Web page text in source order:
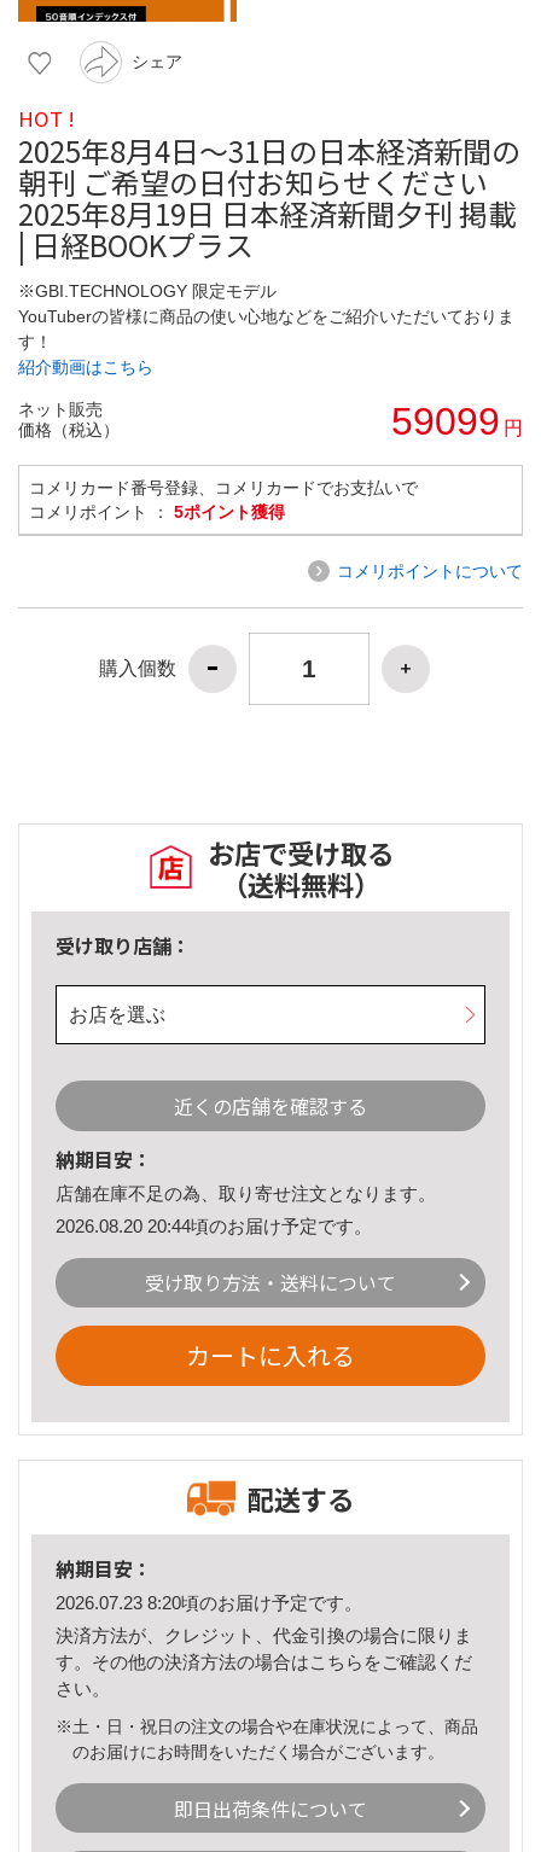
シェア
HOT !
2025年8月4日～31日の日本経済新聞の
朝刊 ご希望の日付お知らせください
2025年8月19日 日本経済新聞夕刊 掲載
| 日経BOOKプラス
※GBI.TECHNOLOGY 限定モデル
YouTuberの皆様に商品の使い心地などをご紹介いただいておりま
す！
紹介動画はこちら
ネット販売
価格（税込）
59099 円
コメリカード番号登録、コメリカードでお支払いで
コメリポイント ： 5ポイント獲得
コメリポイントについて
購入個数
お店で受け取る
（送料無料）
受け取り店舗：
お店を選ぶ
近くの店舗を確認する
納期目安：
店舗在庫不足の為、取り寄せ注文となります。
2026.08.20 20:44頃のお届け予定です。
受け取り方法・送料について
カートに入れる
配送する
納期目安：
2026.07.23 8:20頃のお届け予定です。
決済方法が、クレジット、代金引換の場合に限りま
す。その他の決済方法の場合はこちら をご確認くだ
さい。
※土・日・祝日の注文の場合や在庫状況によって、商品
のお届けにお時間をいただく場合がございます。
即日出荷条件について